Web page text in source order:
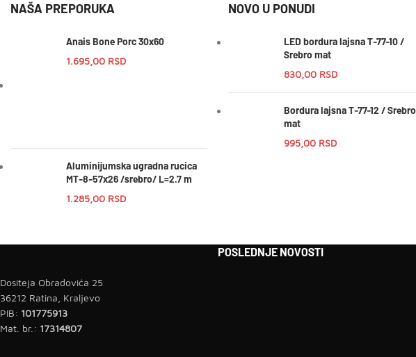
NAŠA PREPORUKA
Anais Bone Porc 30x60
1.695,00 RSD
Aluminijumska ugradna rucica
MT-8-57x26 /srebro/ L=2.7 m
1.285,00 RSD
NOVO U PONUDI
LED bordura lajsna T-77-10 /
Srebro mat
830,00 RSD
Bordura lajsna T-77-12 / Srebro
mat
995,00 RSD
Dositeja Obradovića 25
36212 Ratina, Kraljevo
PIB: 101775913
Mat. br.: 17314807
POSLEDNJE NOVOSTI